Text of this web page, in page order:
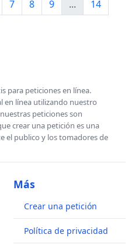
7 8 9 ...
14
para peticiones en línea.
en línea utilizando nuestro
peticiones son
crear una petición es una
el publico y los tomadores de
Más
Crear una petición
Política de privacidad